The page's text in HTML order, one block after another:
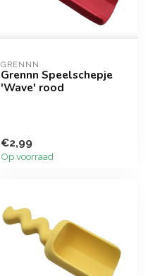
GRENNN
Grennn Speelschepje
'Wave' rood
€2,99
Op voorraad